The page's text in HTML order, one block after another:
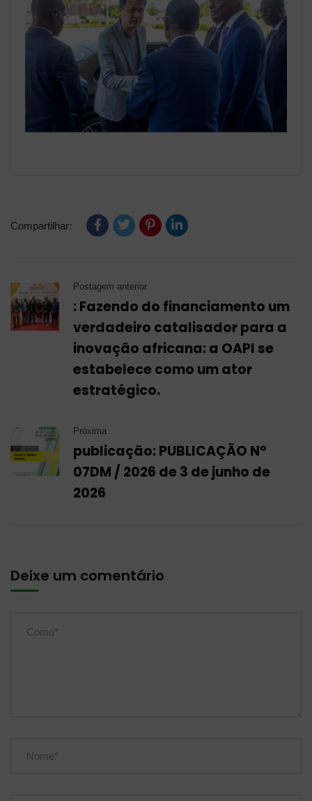
Compartilhar:
Postagem anterior
: Fazendo do financiamento um
verdadeiro catalisador para a
inovação africana: a OAPI se
estabelece como um ator
estratégico.
Próxima
publicação: PUBLICAÇÃO Nº
07DM / 2026 de 3 de junho de
2026
Deixe um comentário